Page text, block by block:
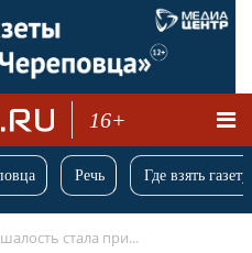
16+
Речь Где взять
стала при...